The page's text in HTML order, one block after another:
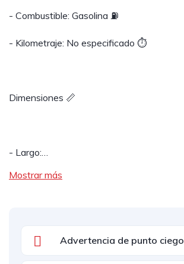
- Combustible: Gasolina ⛽️
- Kilometraje: No especificado ⏱️
Dimensiones 📏
- Largo:…
Mostrar más
Advertencia de punto ciego